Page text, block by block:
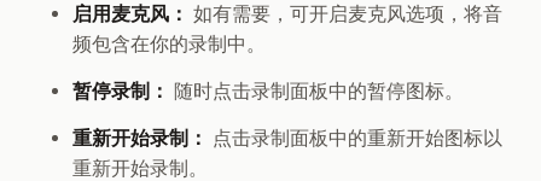
启用麦克风： 如有需要，可开启麦克风选项，将音
频包含在你的录制中。
暂停录制： 随时点击录制面板中的暂停图标。
重新开始录制：
点击录制面板中的重新开始图标以
重新开始录制。